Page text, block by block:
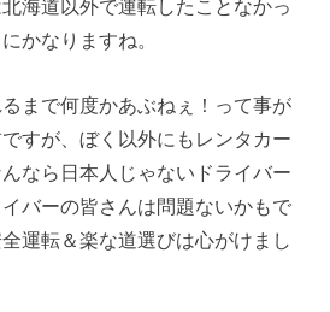
海道以外で運転したことなかっ
かなりますね。
まで何度かあぶねぇ！って事が
すが、ぼく以外にもレンタカー
なら日本人じゃないドライバー
バーの皆さんは問題ないかもで
運転＆楽な道選びは心がけまし